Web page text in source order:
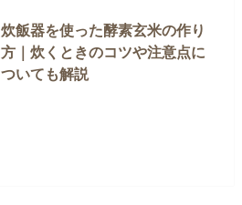
炊飯器を使った酵素玄米の作り
方｜炊くときのコツや注意点に
ついても解説